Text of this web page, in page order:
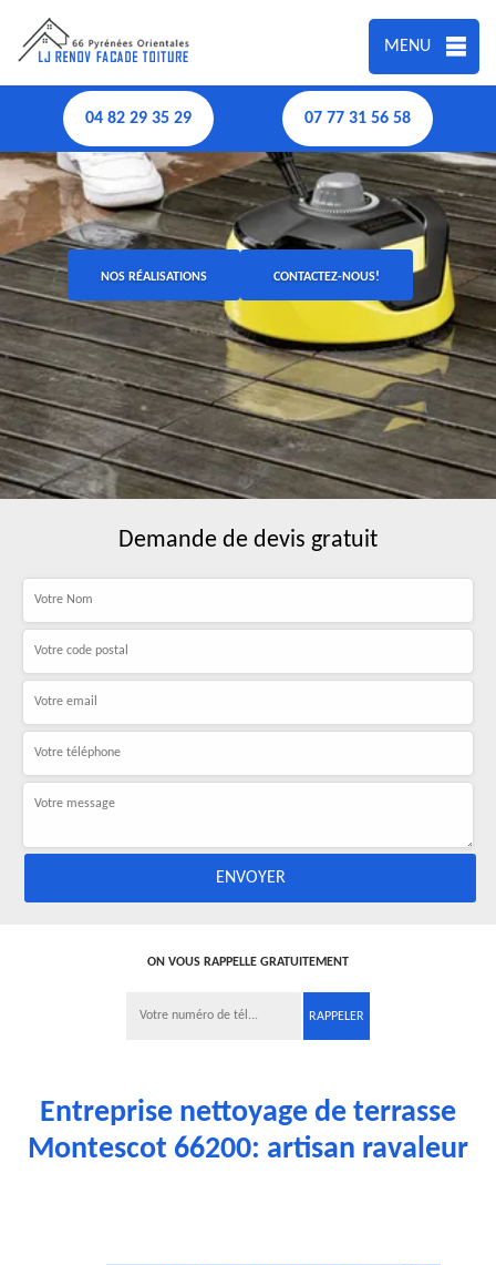
MENU
04 82 29 35 29 07 77 31 56 58
NOS RÉALISATIONS CONTACTEZ-NOUS!
Demande de devis gratuit
ON VOUS RAPPELLE GRATUITEMENT
Entreprise nettoyage de terrasse
Montescot 66200: artisan ravaleur